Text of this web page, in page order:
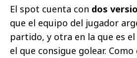
El spot cuenta con dos
que el equipo del jugador
partido, y otra en la que es
el que consigue golear.